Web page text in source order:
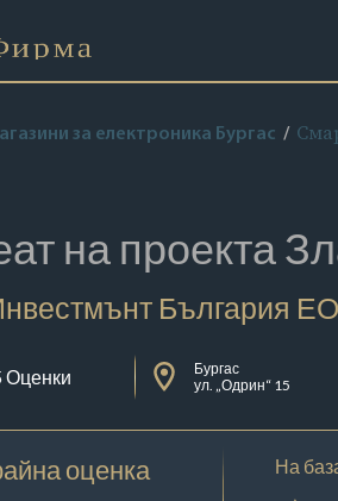
за електроника Бургас
на проекта
България
Оценки
Бургас
ул. „Одрин“ 15
оценка На